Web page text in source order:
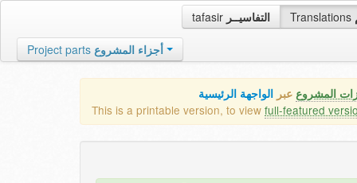
tafasir التفاسيــر Translations
Project parts أجزاء المشروع
المشروع عبر الواجهة الرئيسية
This is a printable version, to view full-featured